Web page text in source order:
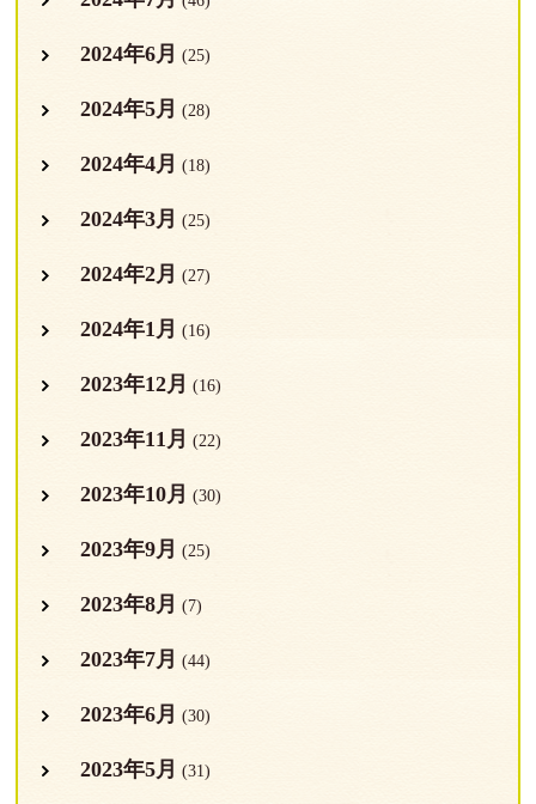
2024年6月 (25)
2024年5月 (28)
2024年4月 (18)
2024年3月 (25)
2024年2月 (27)
2024年1月 (16)
2023年12月 (16)
2023年11月 (22)
2023年10月 (30)
2023年9月 (25)
2023年8月 (7)
2023年7月 (44)
2023年6月 (30)
2023年5月 (31)